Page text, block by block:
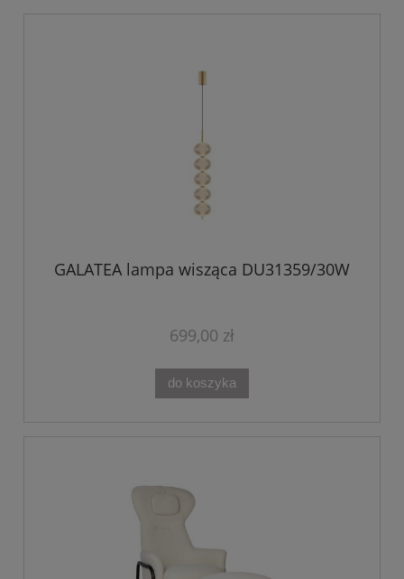
GALATEA lampa wisząca DU31359/30W
699,00 zł
do koszyka